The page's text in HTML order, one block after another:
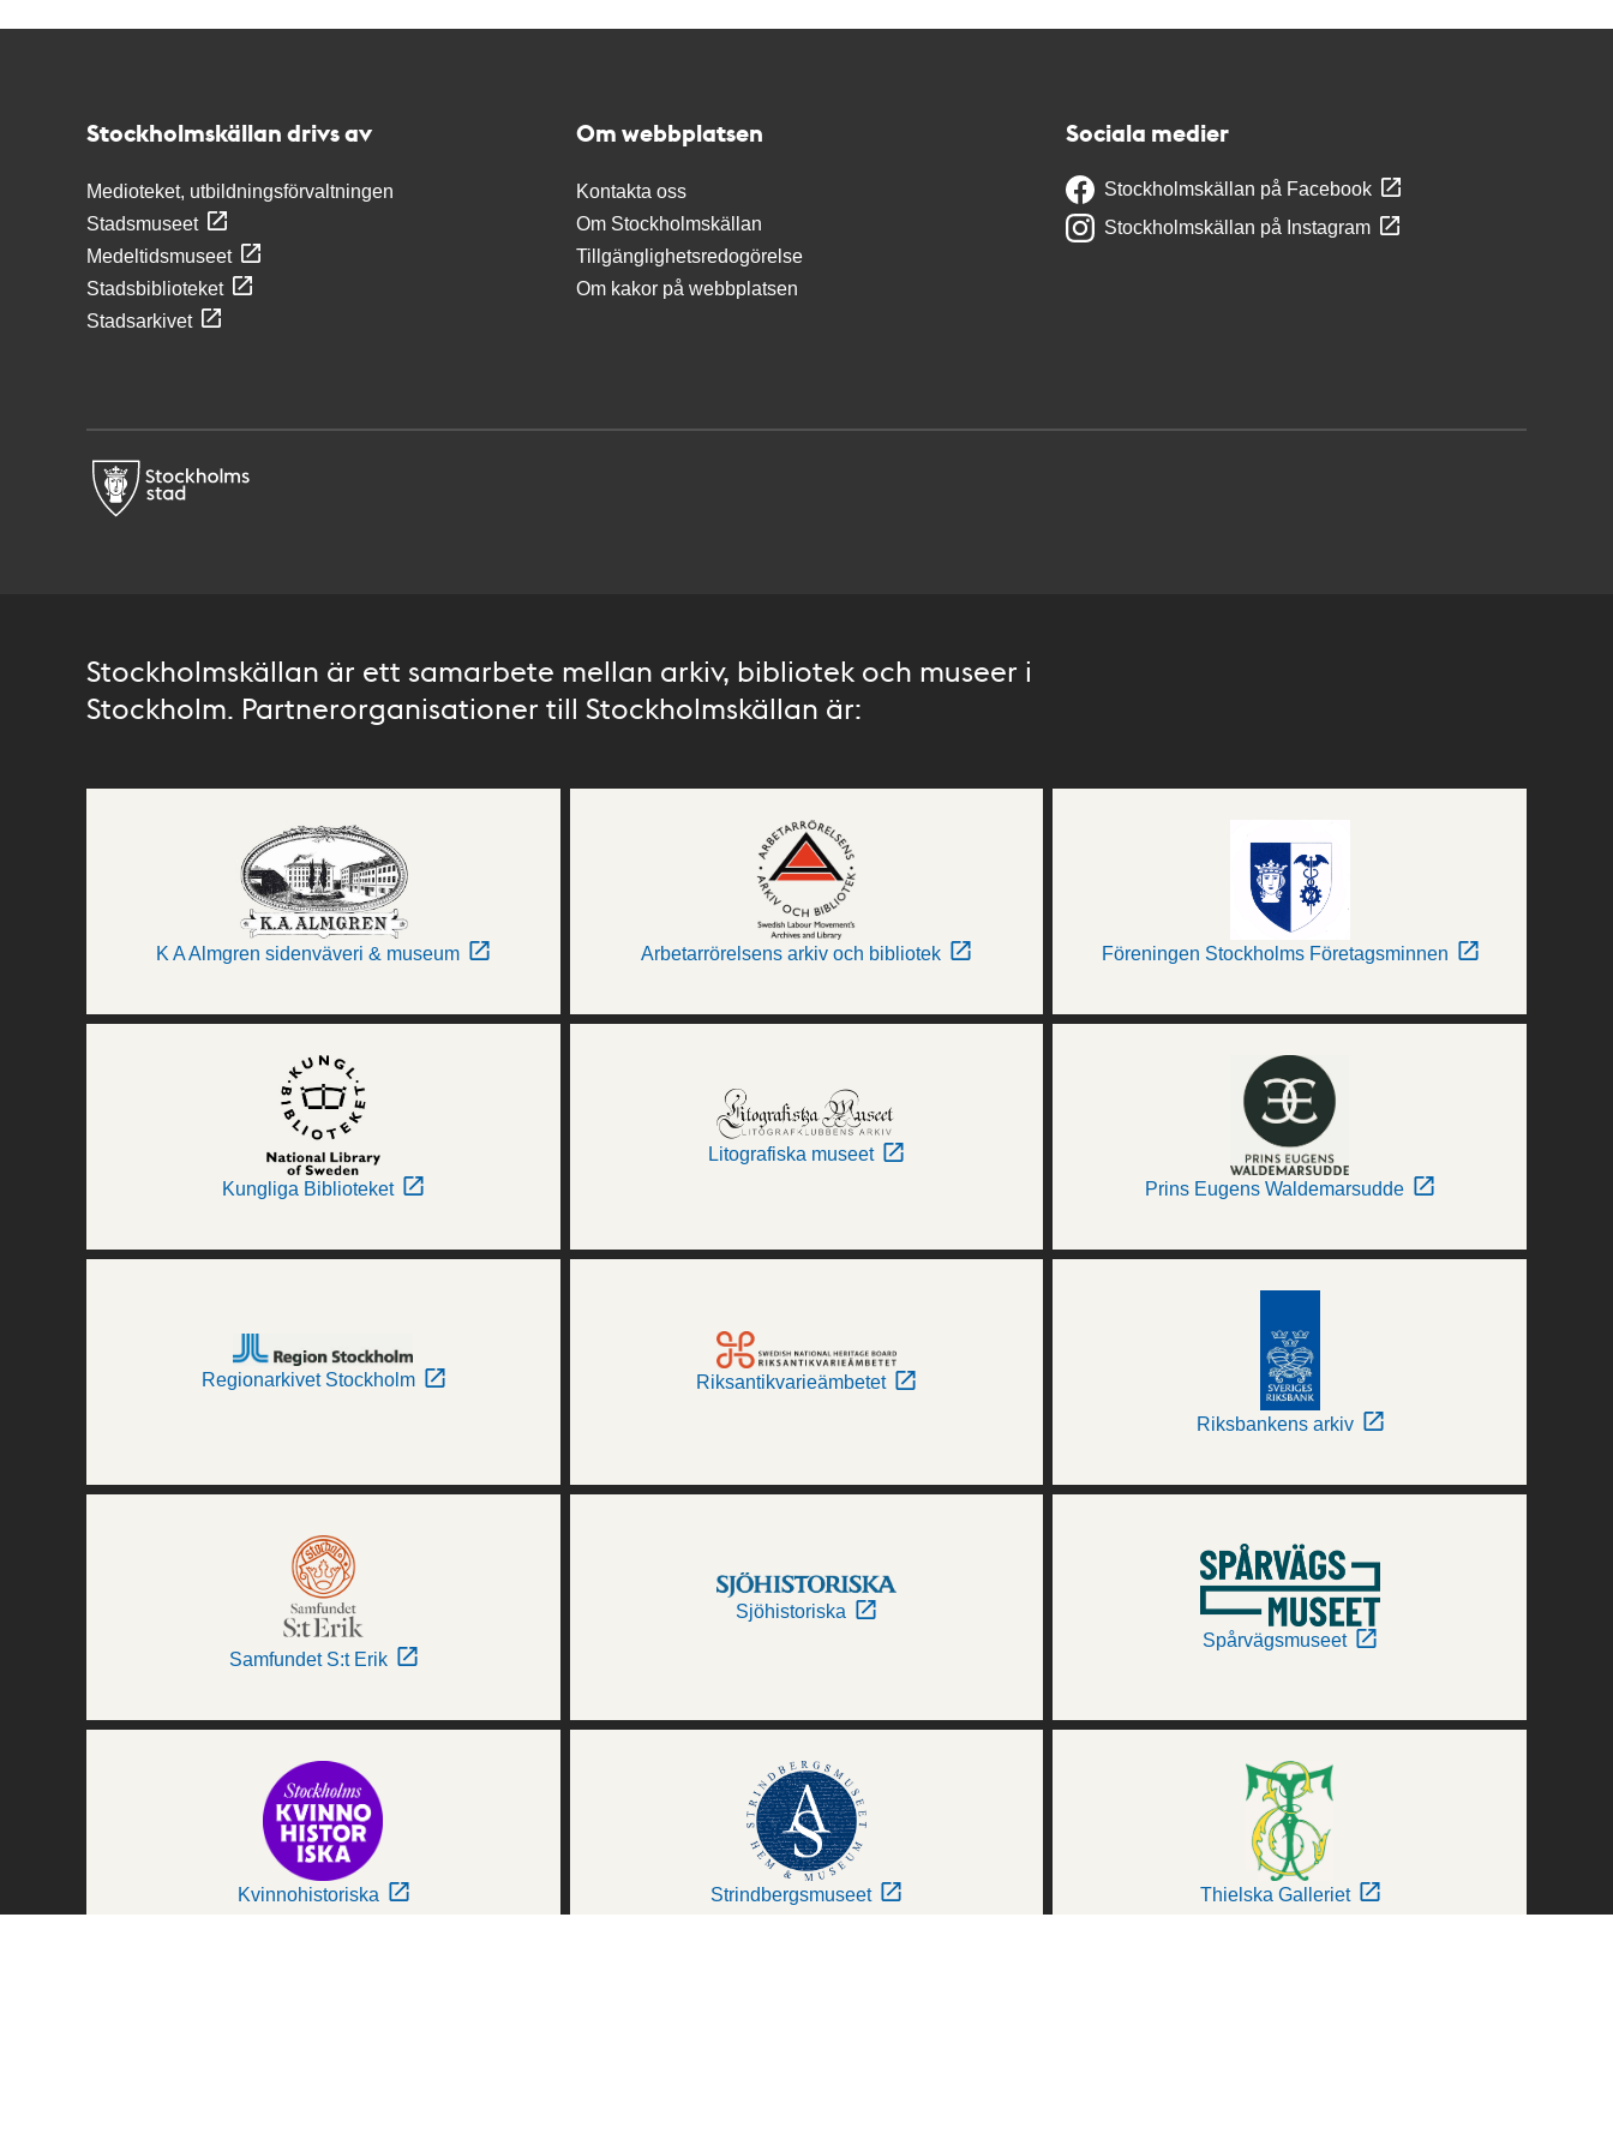
Stockholmskällan drivs av
Medioteket, utbildningsförvaltningen
Stadsmuseet
Medeltidsmuseet
Stadsbiblioteket
Stadsarkivet
Om webbplatsen
Kontakta oss
Om Stockholmskällan
Tillgänglighetsredogörelse
Om kakor på webbplatsen
Sociala medier
Stockholmskällan på Facebook
Stockholmskällan på Instagram
Stockholmskällan är ett samarbete mellan arkiv, bibliotek och museer i
Stockholm. Partnerorganisationer till Stockholmskällan är:
K A Almgren sidenväveri & museum Arbetarrörelsens arkiv och bibliotek Föreningen Stockholms Företagsminnen
Kungliga Biblioteket
Litografiska museet
Prins Eugens Waldemarsudde
Regionarkivet Stockholm Riksantikvarieämbetet
Riksbankens arkiv
Samfundet S:t Erik
Sjöhistoriska
Spårvägsmuseet
Kvinnohistoriska Strindbergsmuseet Thielska Galleriet